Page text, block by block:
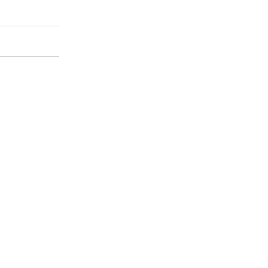
MÁGICAS JUNTO A LOS NIÑOS EN EL DÍA DE LOS
CAPACITACIONES Y ENCUENTRO DE NEWCOM EN EL